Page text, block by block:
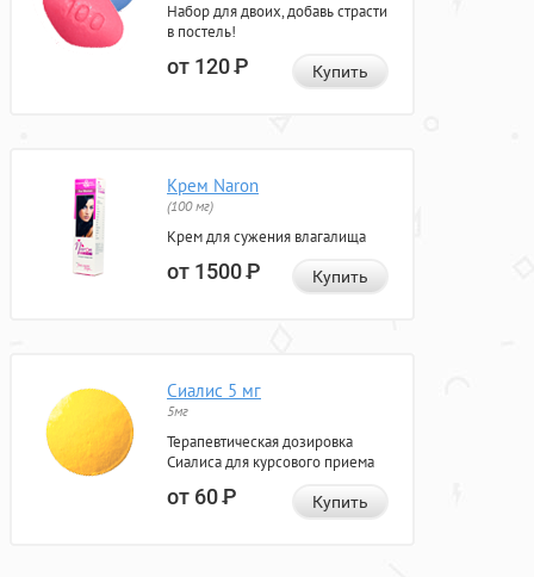
Набор для двоих, добавь страсти
в постель!
от 120Р Купить
Крем Naron
(100 мг)
Крем для сужения влагалища
от 1500Р Купить
Сиалис 5 мг
5мг
Терапевтическая дозировка
Сиалиса для курсового приема
от 60Р Купить